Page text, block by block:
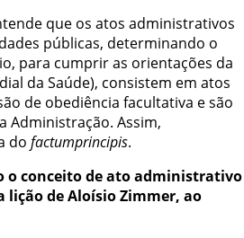
que os atos administrativos
públicas, determinando o
para cumprir as orientações da
da Saúde), consistem em atos
de obediência facultativa e são
Administração. Assim,
do factumprincipis.
o conceito de ato administrativo
lição de Aloísio Zimmer, ao